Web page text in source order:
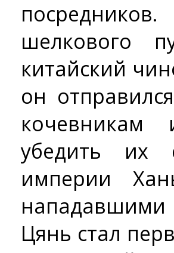
шелкового
китайский
он
убедить их
империи
Цянь стал